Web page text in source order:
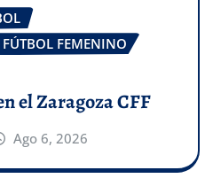
FÚTBOL FEMENINO
el Zaragoza CFF
Ago 6, 2026